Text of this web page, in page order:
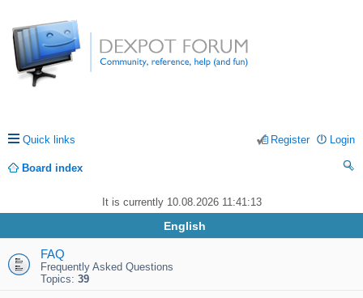
Quick links Login
Register
Board index
rc
h
It is currently 10.08.2026 11:41:13
English
FAQ
Frequently Asked Questions
Topics: 39